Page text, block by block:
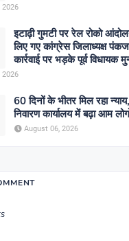
2026
इटाढ़ी गुमटी पर रेल रोको
लिए गए कांग्रेस जिलाध्यक्ष
कार्रवाई पर भड़के पूर्व विधायक
2026
60 दिनों के भीतर मिल रहा
निवारण कार्यालय में बढ़ा आम
August 06, 2026